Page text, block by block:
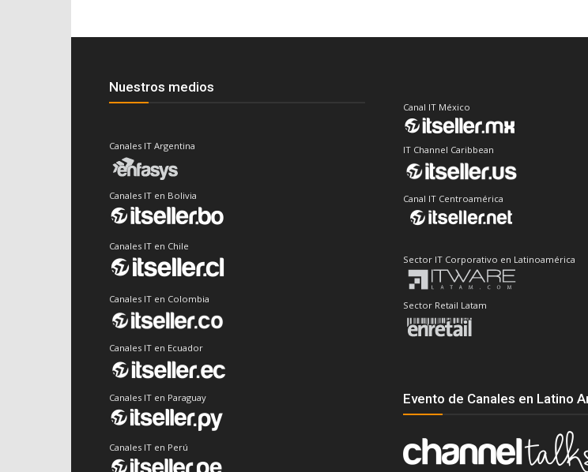
Nuestros medios
Canales IT Argentina
Canales IT en Bolivia
Canales IT en Chile
Canales IT en Colombia
Canales IT en Ecuador
Canales IT en Paraguay
Canales IT en Perú
Canal IT México
IT Channel Caribbean
Canal IT Centroamérica
Sector IT Corporativo en Latinoamérica
Sector Retail Latam
Evento de Canales en Latino